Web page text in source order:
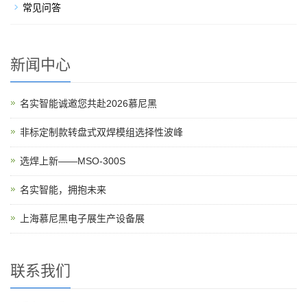
常见问答
新闻中心
名实智能诚邀您共赴2026慕尼黑
非标定制款转盘式双焊模组选择性波峰
选焊上新——MSO-300S
名实智能，拥抱未来
上海慕尼黑电子展生产设备展
联系我们